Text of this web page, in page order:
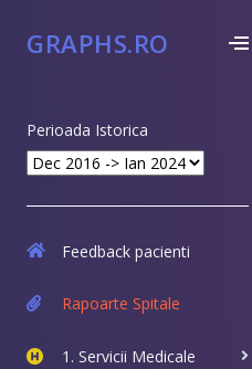
GRAPHS.RO
Perioada Istorica
Feedback pacienti
Rapoarte Spitale
1. Servicii Medicale